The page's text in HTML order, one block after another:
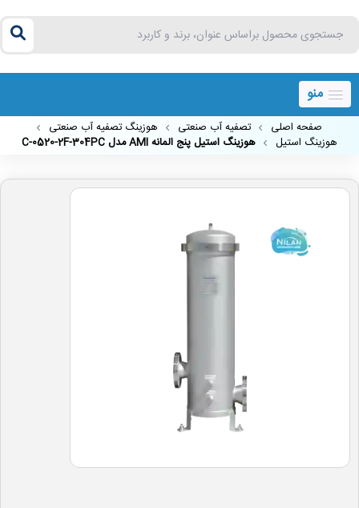
منو
صفحه اصلی تصفیه آب صنعتی
هوزینگ تصفیه آب صنعتی
هوزینگ استیل
هوزینگ استیل پنج المانه AMI مدل C-0520-2F-304PC